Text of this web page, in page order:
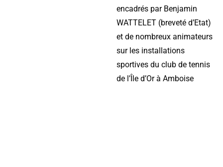
encadrés par Benjamin
WATTELET (breveté d’Etat)
et de nombreux animateurs
sur les installations
sportives du club de tennis
de l’Île d’Or à Amboise